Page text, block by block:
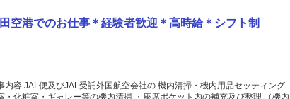
空港でのお仕事＊経験者歓迎＊高時給＊シフト制
内容 JAL便及びJAL受託外国航空会社の 機内清掃・機内用品セッティング ・
・化粧室・ギャレー等の機内清掃 ・座席ポケット内の補充及び整理 （機内